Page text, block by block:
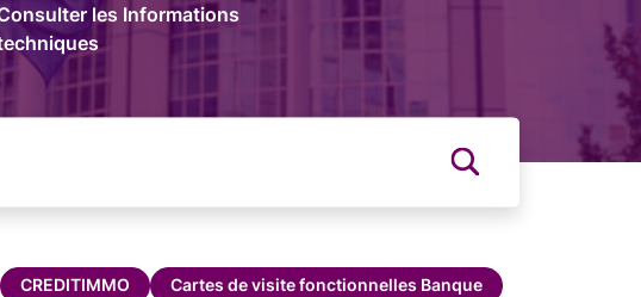
les Informations
CREDITIMMO Cartes de visite fonctionnelles Banque